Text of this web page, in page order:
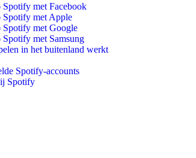
Spotify met Facebook
Spotify met Apple
Spotify met Google
met Samsung
in het buitenland werkt
Spotify-accounts
Spotify